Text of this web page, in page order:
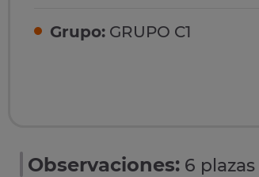
Grupo: GRUPO C1
Observaciones: 6